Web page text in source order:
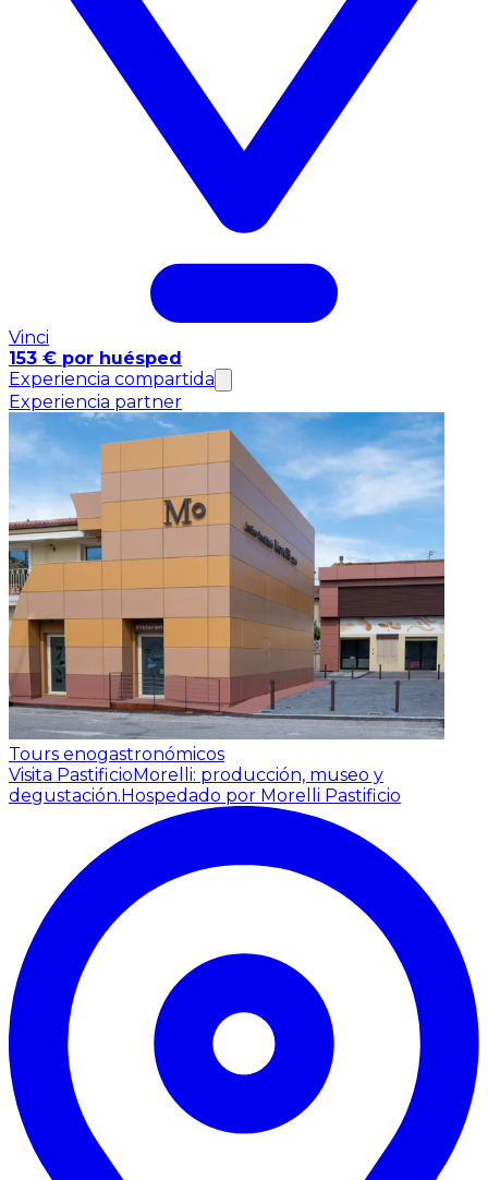
Vinci
153 € por huésped
Experiencia compartida
Experiencia partner
Tours enogastronómicos
Visita PastificioMorelli: producción, museo y
degustación.Hospedado por Morelli Pastificio